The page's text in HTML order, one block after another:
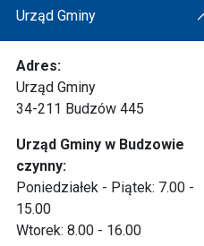
Urząd Gminy
Adres:
Urząd Gminy
34-211 Budzów 445
Urząd Gminy w Budzowie
czynny:
Poniedziałek - Piątek: 7.00 -
15.00
Wtorek: 8.00 - 16.00